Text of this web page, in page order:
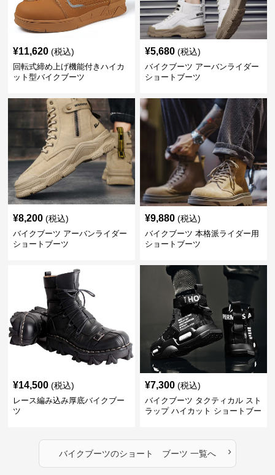
¥11,620 (税込)
回転式締め上げ機能付きハイカ
ット型バイクブーツ
¥5,680 (税込)
バイクブーツ アーバンライダー
ショートブーツ
¥8,200 (税込)
バイクブーツ アーバンライダー
ショートブーツ
¥9,880 (税込)
バイクブーツ 本格派ライダー用
ショートブーツ
¥14,500 (税込)
レース編み込み厚底バイクブー
ツ
¥7,300 (税込)
バイクブーツ タクティカル スト
ラップ ハイカット ショートブー
バイクブーツのショート ブーツ 一覧へ ›